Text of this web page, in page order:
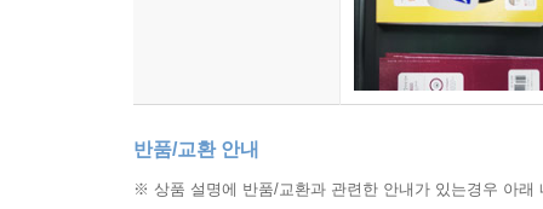
반품/교환 안내
※ 상품 설명에 반품/교환과 관련한 안내가 있는경우 아